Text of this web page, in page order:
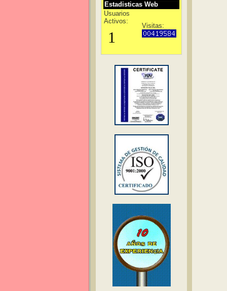
Estadisticas Web
Usuarios
Activos:
Visitas: